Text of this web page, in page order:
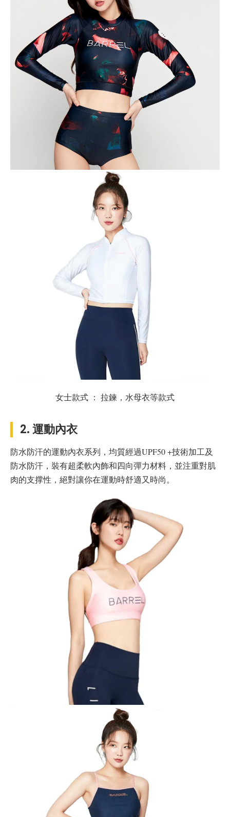
女士款式 ： 拉鍊，水母衣等款式
2. 運動內衣
防水防汗的運動內衣系列，均質經過UPF50 +技術加工及
防水防汗，裝有超柔軟內飾和四向彈力材料，並注重對肌
肉的支撑性，絕對讓你在運動時舒適又時尚。